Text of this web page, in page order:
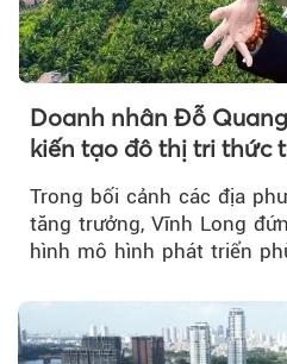
Doanh nhân Đỗ
kiến tạo đô thị tri thức
Trong bối cảnh các địa
tăng trưởng, Vĩnh Long
hình mô hình phát triển